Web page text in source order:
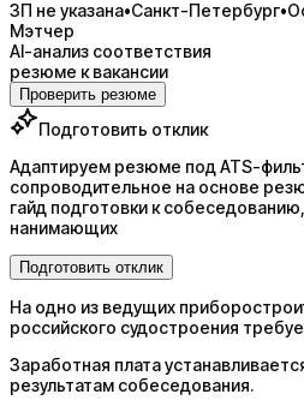
ЗП не указана•Санкт-Петербург•
Мэтчер
AI-анализ соответствия
резюме к вакансии
Проверить резюме
Подготовить отклик
Адаптируем резюме под ATS-
сопроводительное на основе
гайд подготовки к
нанимающих
Подготовить отклик
На одно из ведущих
российского судостроения
Заработная плата
результатам собеседования.